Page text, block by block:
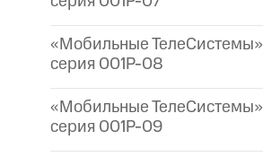
«Мобильные ТелеСистемы»
серия 001P-08
«Мобильные ТелеСистемы»
серия 001P-09